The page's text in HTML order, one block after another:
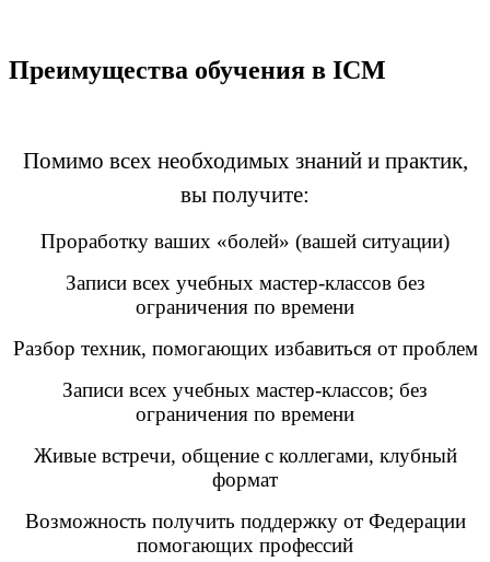
Преимущества обучения в ICM
Помимо всех необходимых знаний и практик,
вы получите:
Проработку ваших «болей» (вашей ситуации)
Записи всех учебных мастер-классов без
ограничения по времени
Разбор техник, помогающих избавиться от проблем
Записи всех учебных мастер-классов; без
ограничения по времени
Живые встречи, общение с коллегами, клубный
формат
Возможность получить поддержку от Федерации
помогающих профессий